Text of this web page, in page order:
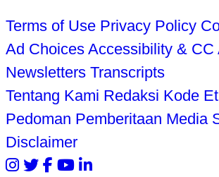
Terms of Use Privacy Policy
Ad Choices Accessibility & CC
Newsletters Transcripts
Tentang Kami Redaksi Kode
Pedoman Pemberitaan Media
Disclaimer